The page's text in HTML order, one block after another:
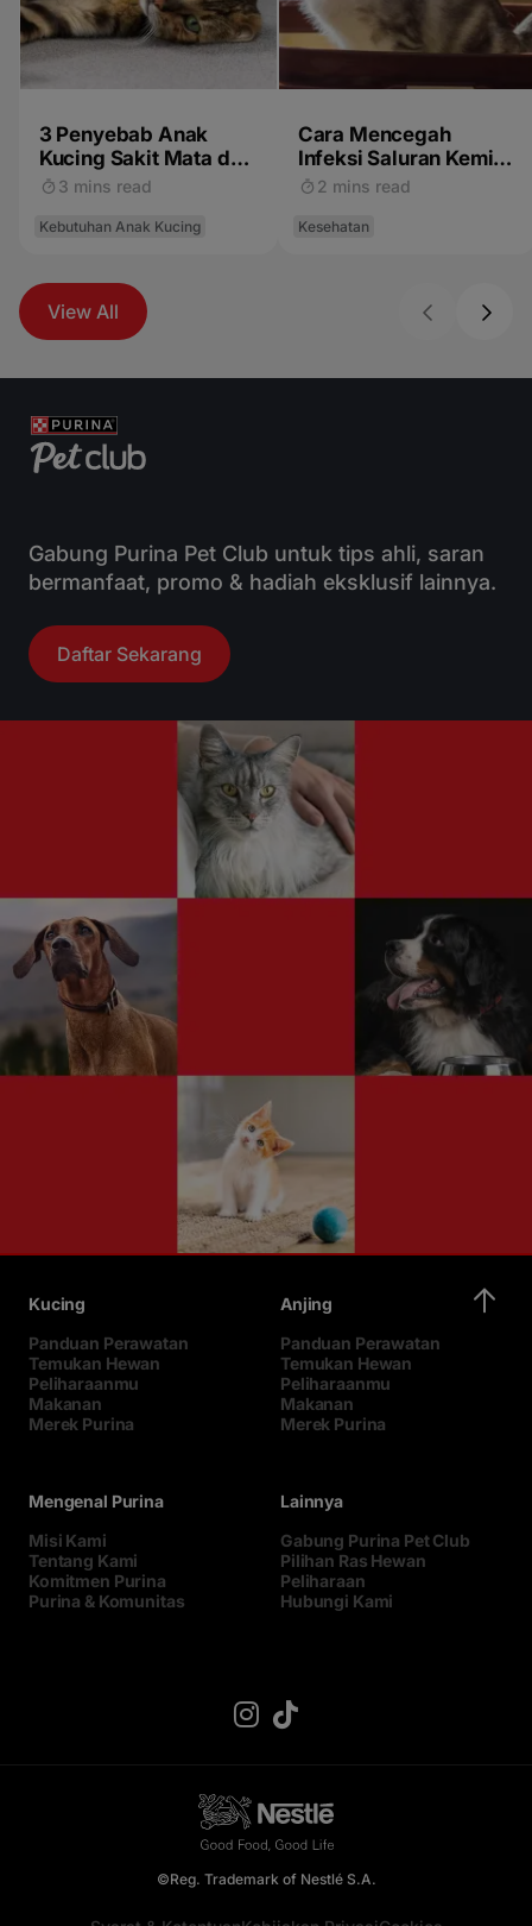
3 Penyebab Anak
Kucing Sakit Mata dan
Pertolongan Pertama
3 mins read
Kebutuhan Anak Kucing
Cara Mencegah
Infeksi Saluran Kemih
pada Kucing? Cek 4
2 mins read
Kesehatan
View All
Gabung Purina Pet Club untuk tips ahli, saran
bermanfaat, promo & hadiah eksklusif lainnya.
Daftar Sekarang
Kucing
Panduan Perawatan
Temukan Hewan
Peliharaanmu
Makanan
Merek Purina
Anjing
Panduan Perawatan
Temukan Hewan
Peliharaanmu
Makanan
Merek Purina
Mengenal Purina
Misi Kami
Tentang Kami
Komitmen Purina
Purina & Komunitas
Lainnya
Gabung Purina Pet Club
Pilihan Ras Hewan
Peliharaan
Hubungi Kami
©Reg. Trademark of Nestlé S.A.